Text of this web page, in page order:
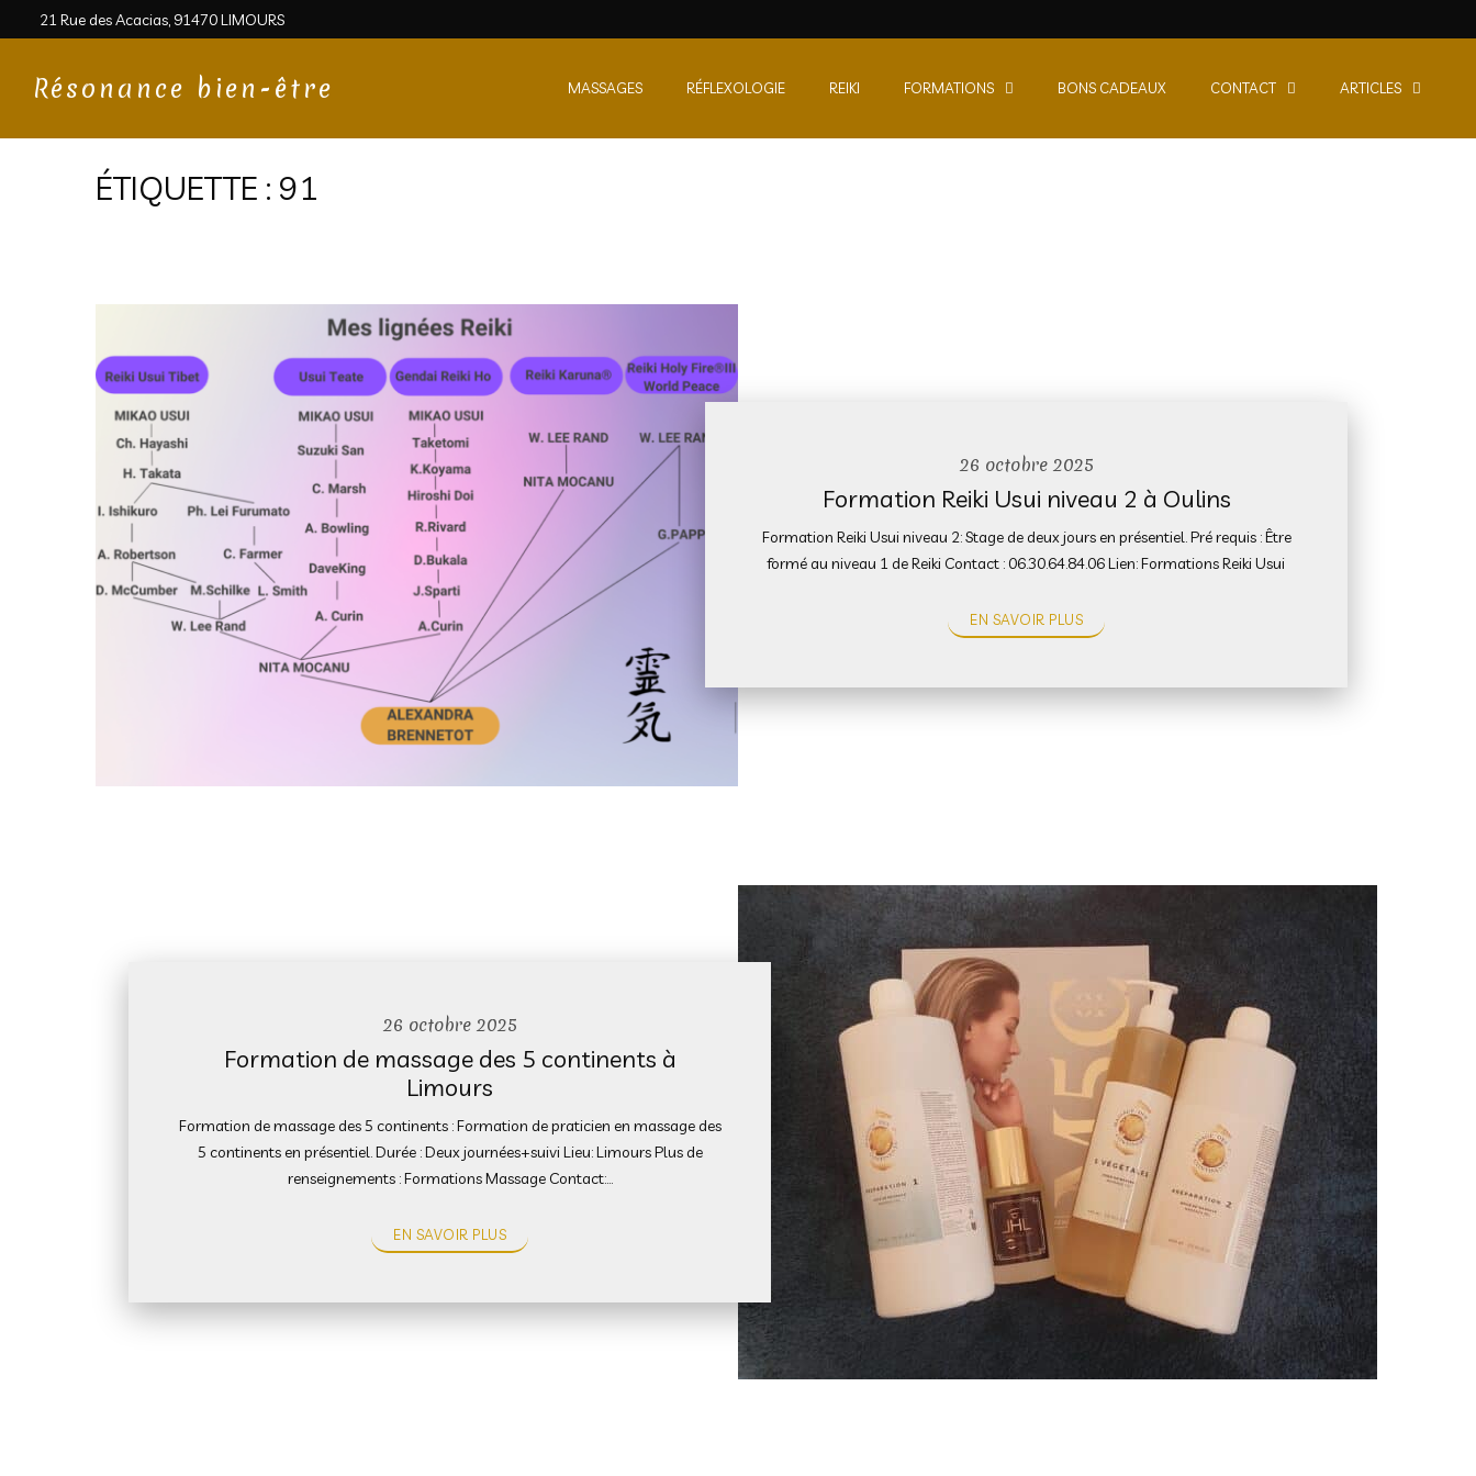
21 Rue des Acacias, 91470 LIMOURS
Résonance bien-être MASSAGES RÉFLEXOLOGIE REIKI FORMATIONS BONS CADEAUX CONTACT ARTICLES
ÉTIQUETTE : 91
26 octobre 2025
Formation Reiki Usui niveau 2 à Oulins
Formation Reiki Usui niveau 2: Stage de deux jours en présentiel. Pré requis : Être
formé au niveau 1 de Reiki Contact : 06.30.64.84.06 Lien: Formations Reiki Usui
EN SAVOIR PLUS
26 octobre 2025
Formation de massage des 5 continents à
Limours
Formation de massage des 5 continents : Formation de praticien en massage des
5 continents en présentiel. Durée : Deux journées+suivi Lieu: Limours Plus de
renseignements : Formations Massage Contact:…
EN SAVOIR PLUS